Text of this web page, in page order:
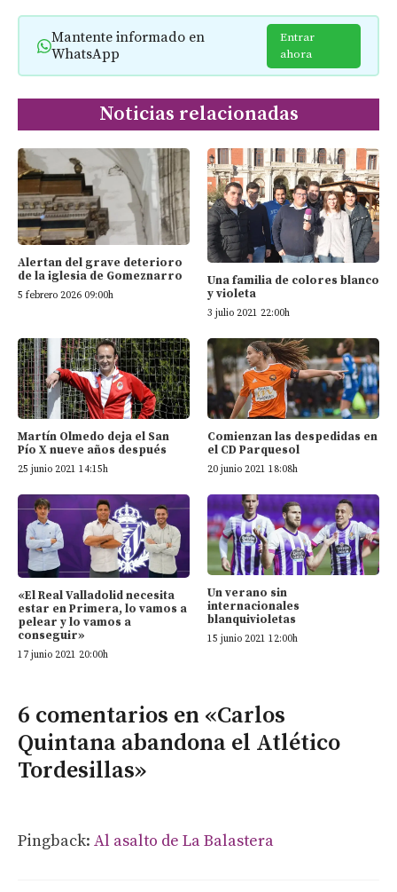
Mantente informado en
WhatsApp
Entrar
ahora
Noticias relacionadas
Alertan del grave deterioro
de la iglesia de Gomeznarro
5 febrero 2026 09:00h
Una familia de colores blanco
y violeta
3 julio 2021 22:00h
Martín Olmedo deja el San
Pío X nueve años después
25 junio 2021 14:15h
Comienzan las despedidas en
el CD Parquesol
20 junio 2021 18:08h
«El Real Valladolid necesita
estar en Primera, lo vamos a
pelear y lo vamos a
conseguir»
17 junio 2021 20:00h
Un verano sin
internacionales
blanquivioletas
15 junio 2021 12:00h
6 comentarios en «Carlos
Quintana abandona el Atlético
Tordesillas»
Pingback: Al asalto de La Balastera